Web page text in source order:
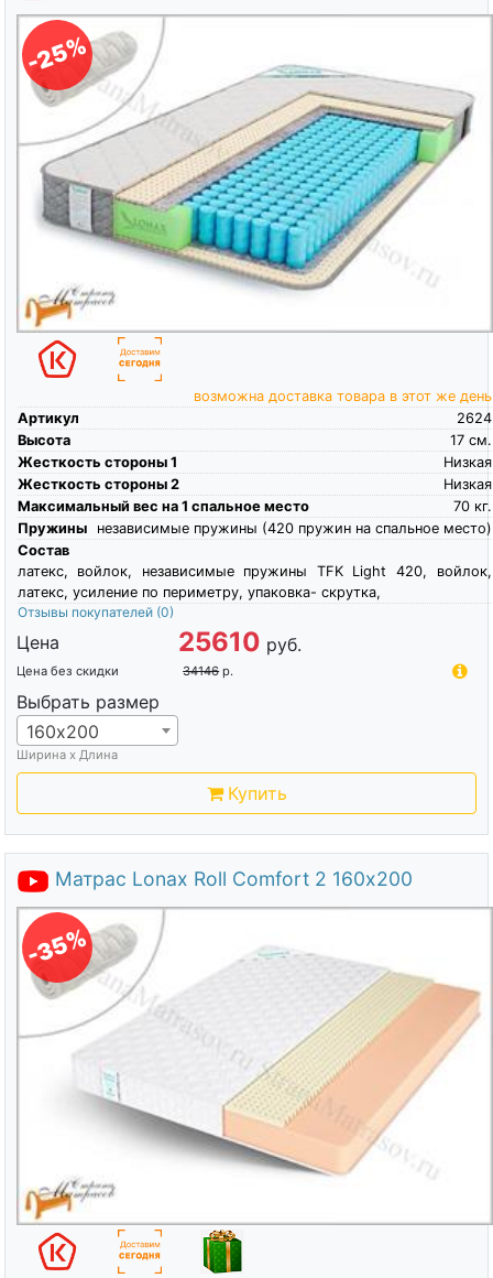
-25%
возможна доставка товара в этот же день
Артикул
2624
Высота
см.
17
Жесткость стороны 1
Низкая
Жесткость стороны 2
Низкая
Максимальный вес на 1 спальное место
кг.
70
Пружины
независимые пружины (420 пружин на спальное место)
Состав
латекс, войлок, независимые пружины TFK Light 420, войлок,
латекс, усиление по периметру, упаковка- скрутка,
Отзывы покупателей (0)
Цена 25610 руб.
Цена без скидки 34146 р.
Выбрать размер
160х200
Ширина х Длина
Купить
Матрас Lonax Roll Comfort 2 160х200
-35%